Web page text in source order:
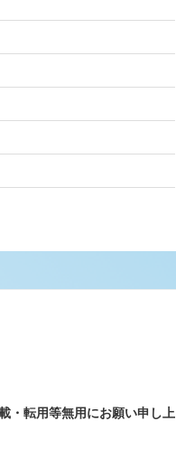
・転用等無用にお願い申し上